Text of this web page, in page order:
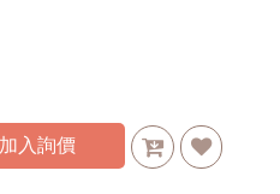
加入詢價